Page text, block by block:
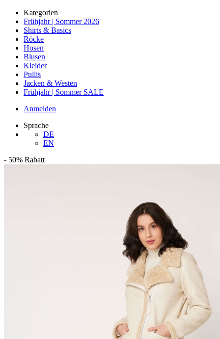
Kategorien
Frühjahr | Sommer 2026
Shirts & Basics
Röcke
Hosen
Blusen
Kleider
Pullis
Jacken & Westen
Frühjahr | Sommer SALE
Anmelden
Sprache
DE
EN
- 50% Rabatt